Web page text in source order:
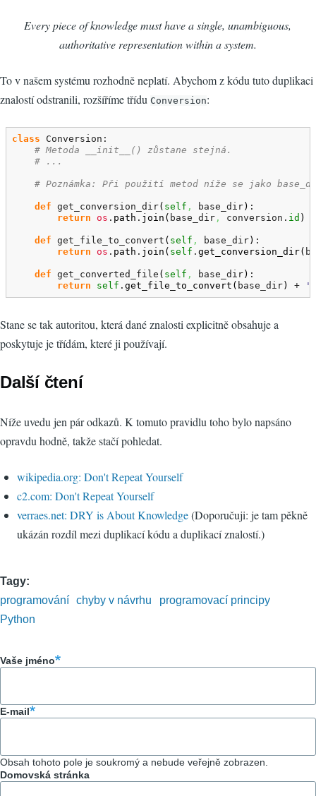
Every piece of knowledge must have a single, unambiguous,
authoritative representation within a system.
To v našem systému rozhodně neplatí. Abychom z kódu tuto duplikaci
znalostí odstranili, rozšíříme třídu Conversion:
class Conversion:
# Metoda __init__() zůstane stejná.
# ...
# Poznámka: Při použití metod níže se jako
def get_conversion_dir( self , base_dir) :
return
os . path . join ( base_dir , conversion. id )
def get_file_to_convert ( self , base_dir) :
return
os . path . join ( self . get_conversion_dir(
def get_converted_file ( self , base_dir) :
return
self . get_file_to_convert ( base_dir) +
Stane se tak autoritou, která dané znalosti explicitně obsahuje a
poskytuje je třídám, které ji používají.
Další čtení
Níže uvedu jen pár odkazů. K tomuto pravidlu toho bylo napsáno
opravdu hodně, takže stačí pohledat.
wikipedia.org: Don't Repeat Yourself
c2.com: Don't Repeat Yourself
verraes.net: DRY is About Knowledge(Doporučuji: je tam pěkně
ukázán rozdíl mezi duplikací kódu a duplikací znalostí.)
Tagy
programování
chyby v návrhu
programovací principy
Python
Vaše jméno
E-mail
Obsah tohoto pole je soukromý a nebude veřejně zobrazen.
Domovská stránka